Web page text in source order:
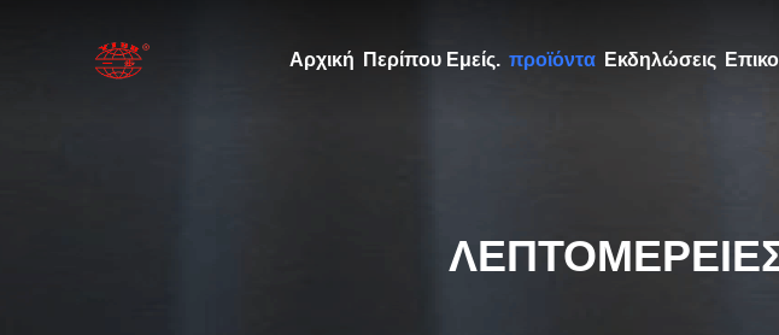
Αρχική Περίπου Εμείς. προϊόντα Εκδηλώσεις